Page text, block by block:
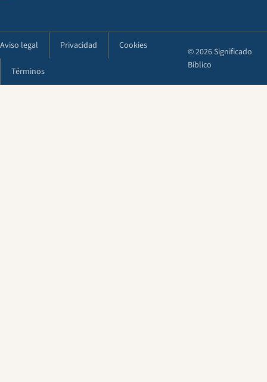
Aviso legal Privacidad Cookies
Términos
© 2026 Significado
Bíblico